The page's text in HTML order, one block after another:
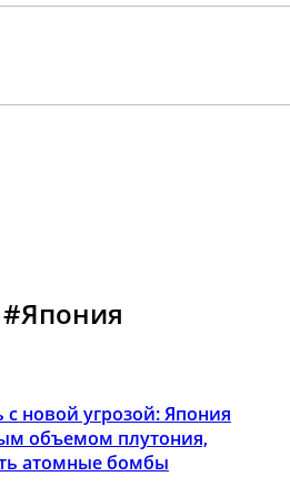
новой угрозой: Япония
объемом плутония,
атомные бомбы